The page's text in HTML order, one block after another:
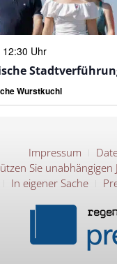
12:30 Uhr
Wurstkuchl
Impressum
Sie unabhängigen
In eigener Sache